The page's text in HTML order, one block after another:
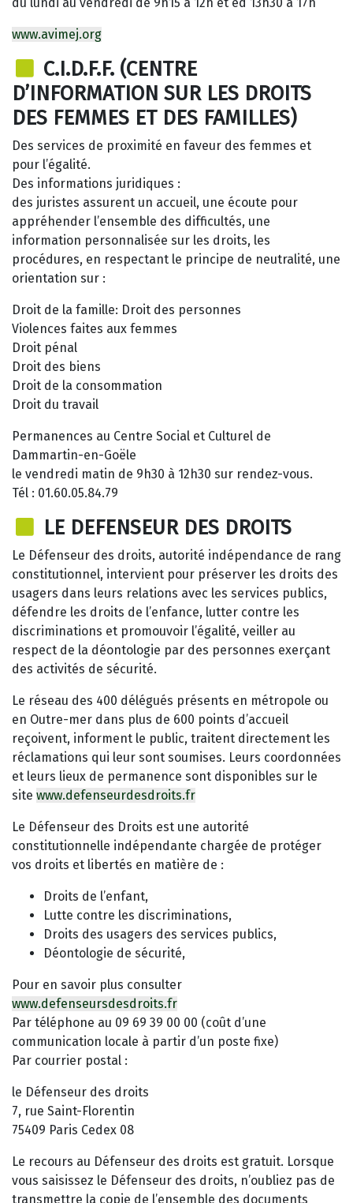
www.avimej.org
C.I.D.F.F. (CENTRE
D’INFORMATION SUR LES DROITS
DES FEMMES ET DES FAMILLES)
Des services de proximité en faveur des femmes et
pour l’égalité.
Des informations juridiques :
des juristes assurent un accueil, une écoute pour
appréhender l’ensemble des difficultés, une
information personnalisée sur les droits, les
procédures, en respectant le principe de neutralité, une
orientation sur :
Droit de la famille: Droit des personnes
Violences faites aux femmes
Droit pénal
Droit des biens
Droit de la consommation
Droit du travail
Permanences au Centre Social et Culturel de
Dammartin-en-Goële
le vendredi matin de 9h30 à 12h30 sur rendez-vous.
Tél : 01.60.05.84.79
LE DEFENSEUR DES DROITS
Le Défenseur des droits, autorité indépendance de rang
constitutionnel, intervient pour préserver les droits des
usagers dans leurs relations avec les services publics,
défendre les droits de l’enfance, lutter contre les
discriminations et promouvoir l’égalité, veiller au
respect de la déontologie par des personnes exerçant
des activités de sécurité.
Le réseau des 400 délégués présents en métropole ou
en Outre-mer dans plus de 600 points d’accueil
reçoivent, informent le public, traitent directement les
réclamations qui leur sont soumises. Leurs coordonnées
et leurs lieux de permanence sont disponibles sur le
site www.defenseurdesdroits.fr
Le Défenseur des Droits est une autorité
constitutionnelle indépendante chargée de protéger
vos droits et libertés en matière de :
Droits de l’enfant,
Lutte contre les discriminations,
Droits des usagers des services publics,
Déontologie de sécurité,
Pour en savoir plus consulter
www.defenseursdesdroits.fr
Par téléphone au 09 69 39 00 00 (coût d’une
communication locale à partir d’un poste fixe)
Par courrier postal :
le Défenseur des droits
7, rue Saint-Florentin
75409 Paris Cedex 08
Le recours au Défenseur des droits est gratuit. Lorsque
vous saisissez le Défenseur des droits, n’oubliez pas de
transmettre la copie de l’ensemble des documents